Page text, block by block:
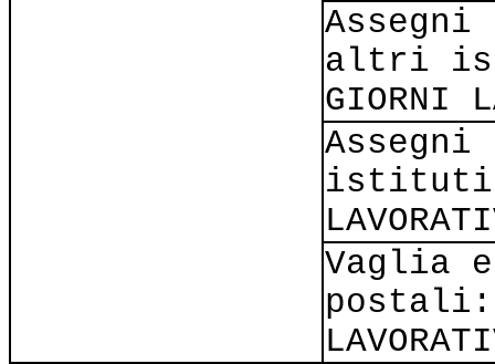
altri
GIORNI
istituti:
Vaglia
postali: